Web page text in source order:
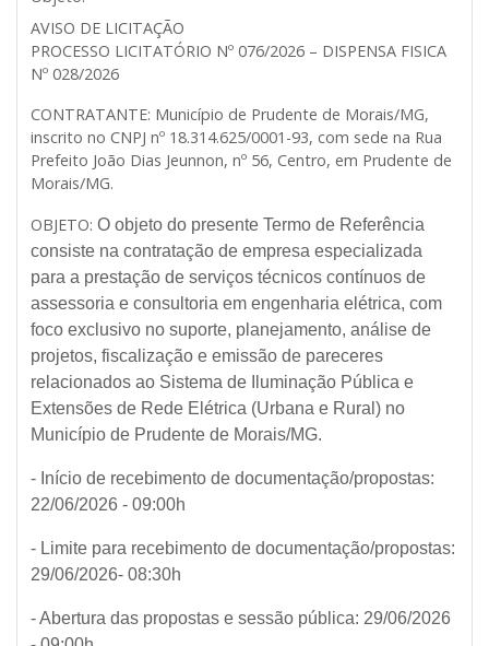
AVISO DE LICITAÇÃO
PROCESSO LICITATÓRIO Nº 076/2026 – DISPENSA FISICA
Nº 028/2026
CONTRATANTE: Município de Prudente de Morais/MG,
inscrito no CNPJ nº 18.314.625/0001-93, com sede na Rua
Prefeito João Dias Jeunnon, nº 56, Centro, em Prudente de
Morais/MG.
OBJETO: O objeto do presente Termo de Referência
consiste na contratação de empresa especializada
para a prestação de serviços técnicos contínuos de
assessoria e consultoria em engenharia elétrica, com
foco exclusivo no suporte, planejamento, análise de
projetos, fiscalização e emissão de pareceres
relacionados ao Sistema de Iluminação Pública e
Extensões de Rede Elétrica (Urbana e Rural) no
Município de Prudente de Morais/MG.
- Início de recebimento de documentação/propostas:
22/06/2026 - 09:00h
- Limite para recebimento de documentação/propostas:
29/06/2026- 08:30h
- Abertura das propostas e sessão pública: 29/06/2026